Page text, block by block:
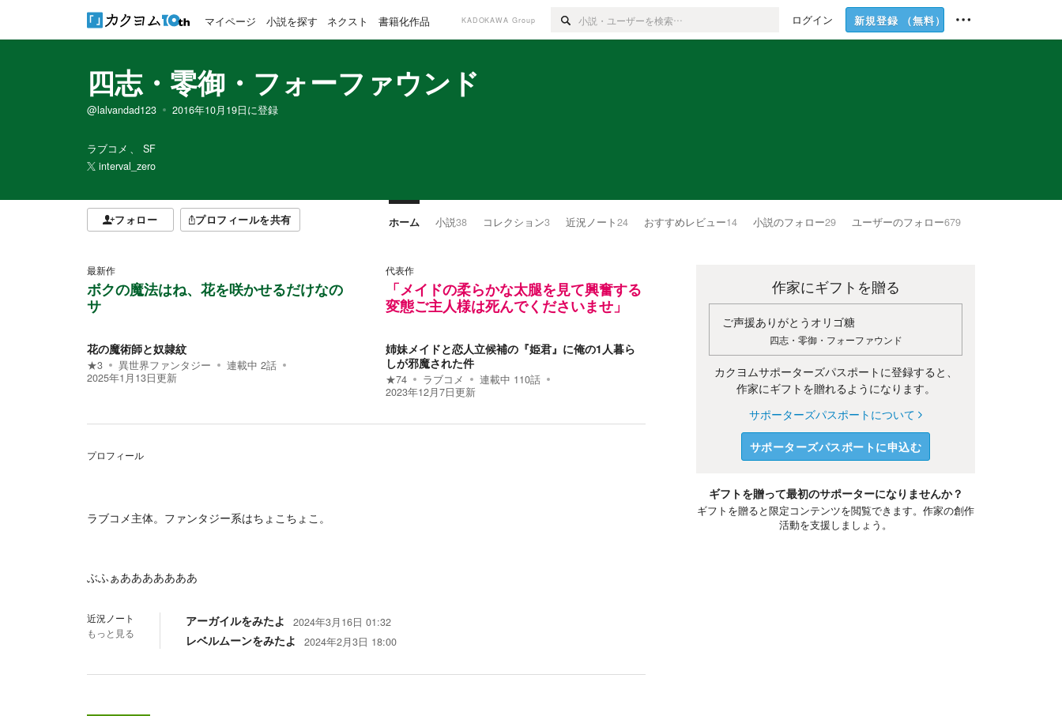
マイページ 小説を探す ネクスト 書籍化作品 KADOKAWA Group ログイン 新規登録 （無料）
四志・零御・フォーファウンド
@lalvandad123 2016年10月19日に登録
ラブコメ
SF
interval_zero
フォロー プロフィールを共有 ホーム 小説38 コレクション3 近況ノート24 おすすめレビュー14 小説のフォロー29 ユーザーのフォロー679
最新作
ボクの魔法はね、花を咲かせるだけなの
サ
花の魔術師と奴隷紋
★3 異世界ファンタジー 連載中 2話
2025年1月13日更新
代表作
「メイドの柔らかな太腿を見て興奮する
変態ご主人様は死んでくださいませ」
姉妹メイドと恋人立候補の『姫君』に俺の1人暮ら
しが邪魔された件
★74 ラブコメ 連載中 110話
2023年12月7日更新
プロフィール
ラブコメ主体。ファンタジー系はちょこちょこ。
ぶふぁあああああああ
近況ノート
もっと見る
アーガイルをみたよ 2024年3月16日 01:32
レベルムーンをみたよ 2024年2月3日 18:00
作家にギフトを贈る
ご声援ありがとうオリゴ糖
四志・零御・フォーファウンド
カクヨムサポーターズパスポートに登録すると、
作家にギフトを贈れるようになります。
サポーターズパスポートについて
サポーターズパスポートに申込む
ギフトを贈って最初のサポーターになりませんか？
ギフトを贈ると限定コンテンツを閲覧できます。作家の創作
活動を支援しましょう。